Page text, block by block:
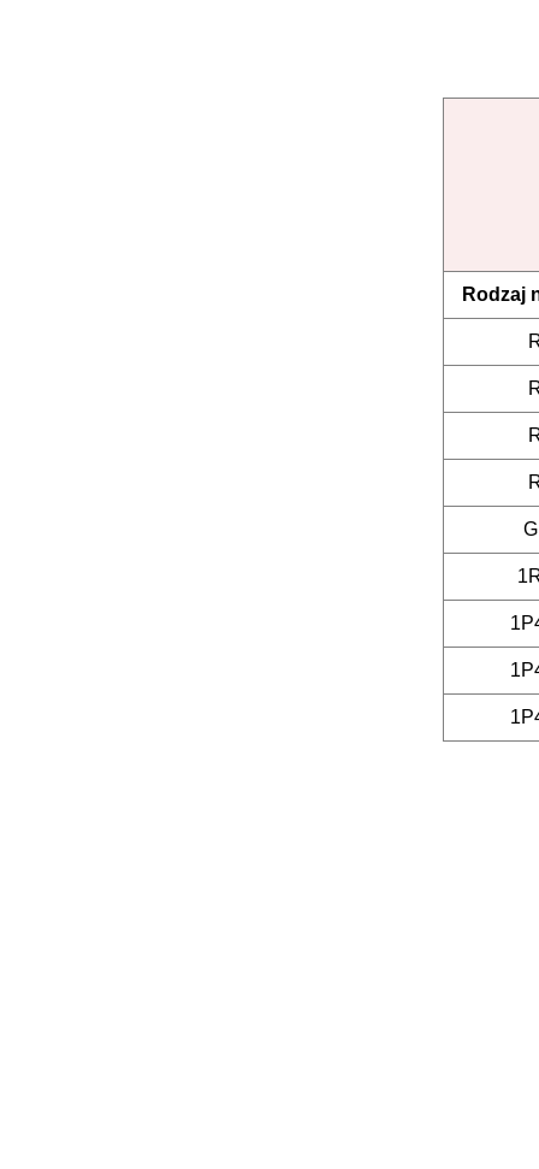
Rodzaj